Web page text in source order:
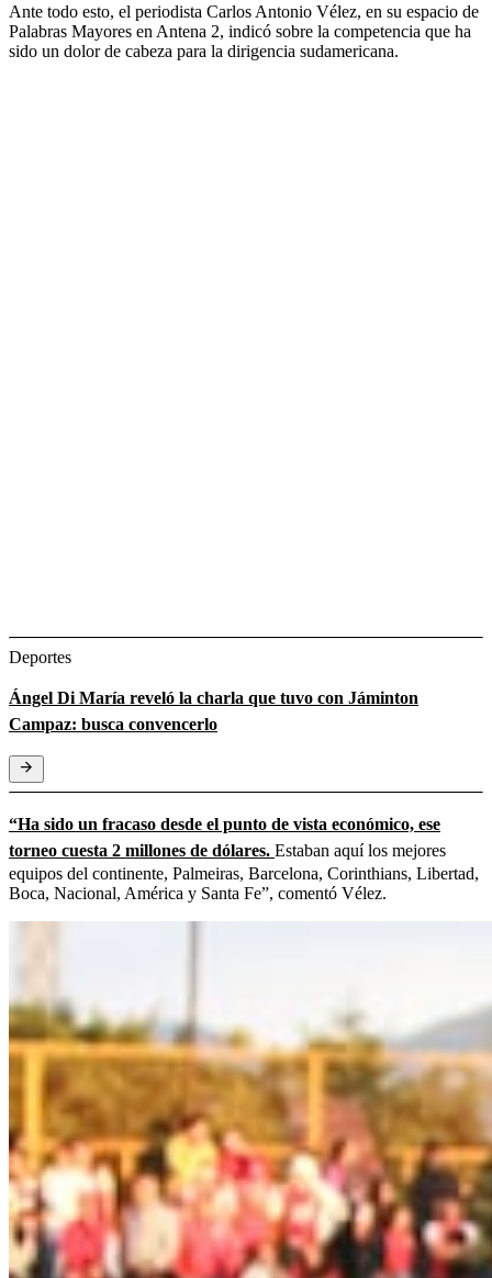
Ante todo esto, el periodista Carlos Antonio Vélez, en su espacio de
Palabras Mayores en Antena 2, indicó sobre la competencia que ha
sido un dolor de cabeza para la dirigencia sudamericana.
Deportes
Ángel Di María reveló la charla que tuvo con Jáminton
Campaz: busca convencerlo
“Ha sido un fracaso desde el punto de vista económico, ese
torneo cuesta 2 millones de dólares. Estaban aquí los mejores
equipos del continente, Palmeiras, Barcelona, Corinthians, Libertad,
Boca, Nacional, América y Santa Fe”, comentó Vélez.